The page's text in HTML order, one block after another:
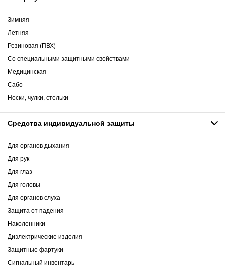
Зимняя
Летняя
Резиновая (ПВХ)
Со специальными защитными свойствами
Медицинская
Сабо
Носки, чулки, стельки
Средства индивидуальной защиты
Для органов дыхания
Для рук
Для глаз
Для головы
Для органов слуха
Защита от падения
Наколенники
Диэлектрические изделия
Защитные фартуки
Сигнальный инвентарь